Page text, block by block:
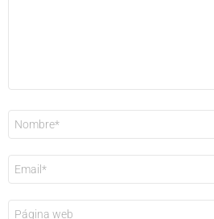
electrónico
*